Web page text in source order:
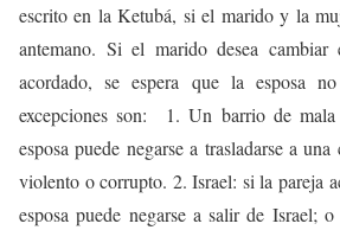
escrito en la Ketubá, si el marido y la
antemano. Si el marido desea
acordado, se espera que la esposa
excepciones son: 1. Un barrio de
esposa puede negarse a trasladarse a
violento o corrupto. 2. Israel: si la pareja
esposa puede negarse a salir de Israel;